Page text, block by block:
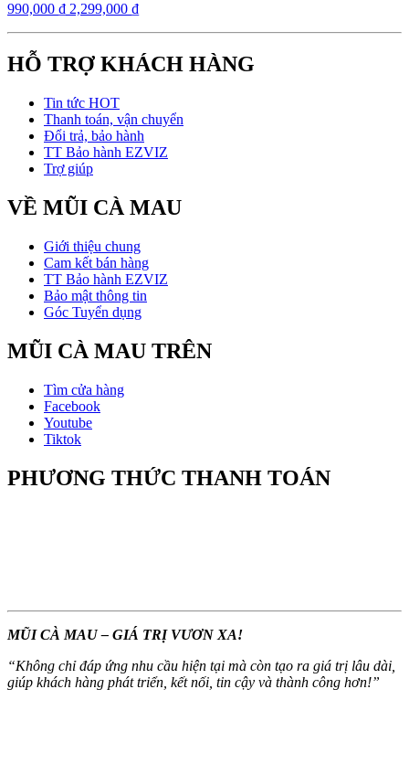
990,000 ₫ 2,299,000 ₫
HỖ TRỢ KHÁCH HÀNG
Tin tức HOT
Thanh toán, vận chuyển
Đổi trả, bảo hành
TT Bảo hành EZVIZ
Trợ giúp
VỀ MŨI CÀ MAU
Giới thiệu chung
Cam kết bán hàng
TT Bảo hành EZVIZ
Bảo mật thông tin
Góc Tuyển dụng
MŨI CÀ MAU TRÊN
Tìm cửa hàng
Facebook
Youtube
Tiktok
PHƯƠNG THỨC THANH TOÁN
MŨI CÀ MAU – GIÁ TRỊ VƯƠN XA!
“Không chỉ đáp ứng nhu cầu hiện tại mà còn tạo ra giá trị lâu dài,
giúp khách hàng phát triển, kết nối, tin cậy và thành công hơn!”